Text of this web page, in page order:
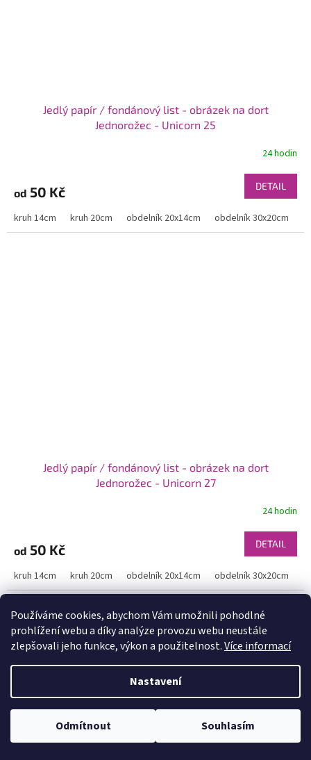
Používáme cookies, abychom Vám umožnili pohodlné
prohlížení webu a díky analýze provozu webu neustále
zlepšovali jeho funkce, výkon a použitelnost.Více informací
Nastavení
Odmítnout Souhlasím
Jedlý papír / fondánový list - obrázek na dort
Jednorožec - Unicorn 25
24 hodin
od 50 Kč DETAIL
kruh 14cm kruh 20cm obdelník 20x14cm obdelník 30x20cm
Jedlý papír / fondánový list - obrázek na dort
Jednorožec - Unicorn 27
24 hodin
od 50 Kč DETAIL
kruh 14cm kruh 20cm obdelník 20x14cm obdelník 30x20cm